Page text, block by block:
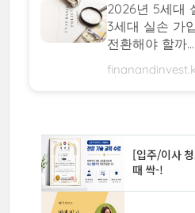
2026년 5세대
3세대 실손 가
전환해야 할까...